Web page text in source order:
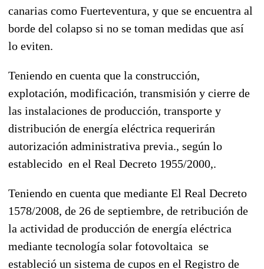
canarias como Fuerteventura, y que se encuentra al
borde del colapso si no se toman medidas que así
lo eviten.
Teniendo en cuenta que la construcción,
explotación, modificación, transmisión y cierre de
las instalaciones de producción, transporte y
distribución de energía eléctrica requerirán
autorización administrativa previa., según lo
establecido en el Real Decreto 1955/2000,.
Teniendo en cuenta que mediante El Real Decreto
1578/2008, de 26 de septiembre, de retribución de
la actividad de producción de energía eléctrica
mediante tecnología solar fotovoltaica se
estableció un sistema de cupos en el Registro de